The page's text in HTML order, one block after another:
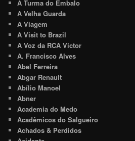
A Turma do Embalo
A Velha Guarda
A Viagem
A Visit to Brazil
A Voz da RCA Victor
A. Francisco Alves
Abel Ferreira
Abgar Renault
Abílio Manoel
Abner
Academia do Medo
Acadêmicos do Salgueiro
Achados & Perdidos